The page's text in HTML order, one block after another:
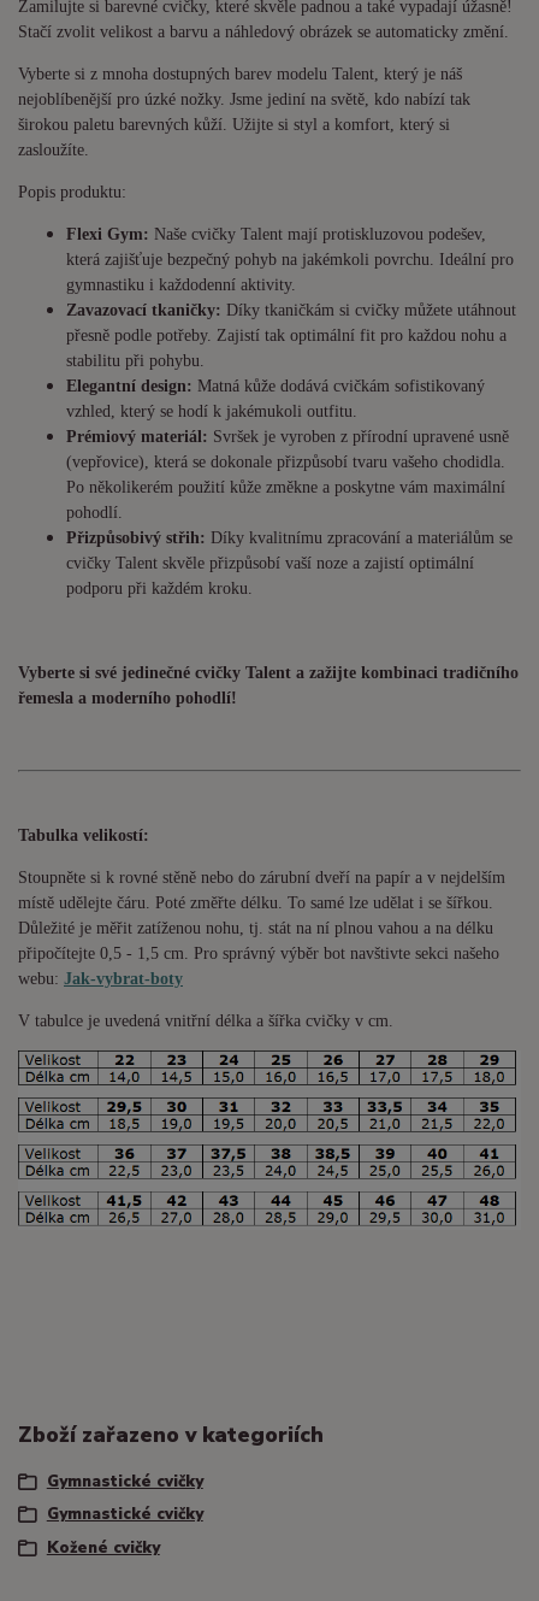
Zamilujte si barevné cvičky, které skvěle padnou a také vypadají úžasně!
Stačí zvolit velikost a barvu a náhledový obrázek se automaticky změní.
Vyberte si z mnoha dostupných barev modelu Talent, který je náš
nejoblíbenější pro úzké nožky. Jsme jediní na světě, kdo nabízí tak
širokou paletu barevných kůží. Užijte si styl a komfort, který si
zasloužíte.
Popis produktu:
Flexi Gym: Naše cvičky Talent mají protiskluzovou podešev,
která zajišťuje bezpečný pohyb na jakémkoli povrchu. Ideální pro
gymnastiku i každodenní aktivity.
Zavazovací tkaničky: Díky tkaničkám si cvičky můžete utáhnout
přesně podle potřeby. Zajistí tak optimální fit pro každou nohu a
stabilitu při pohybu.
Elegantní design: Matná kůže dodává cvičkám sofistikovaný
vzhled, který se hodí k jakémukoli outfitu.
Prémiový materiál: Svršek je vyroben z přírodní upravené usně
(vepřovice), která se dokonale přizpůsobí tvaru vašeho chodidla.
Po několikerém použití kůže změkne a poskytne vám maximální
pohodlí.
Přizpůsobivý střih: Díky kvalitnímu zpracování a materiálům se
cvičky Talent skvěle přizpůsobí vaší noze a zajistí optimální
podporu při každém kroku.
Vyberte si své jedinečné cvičky Talent a zažijte kombinaci tradičního
řemesla a moderního pohodlí!
Tabulka velikostí:
Stoupněte si k rovné stěně nebo do zárubní dveří na papír a v nejdelším
místě udělejte čáru. Poté změřte délku. To samé lze udělat i se šířkou.
Důležité je měřit zatíženou nohu, tj. stát na ní plnou vahou a na délku
připočítejte 0,5 - 1,5 cm. Pro správný výběr bot navštivte sekci našeho
webu: Jak-vybrat-boty
V tabulce je uvedená vnitřní délka a šířka cvičky v cm.
Zboží zařazeno v kategoriích
Gymnastické cvičky
Gymnastické cvičky
Kožené cvičky